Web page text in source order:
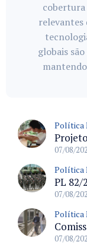
cobertura
relevantes
globais
Política
07/08/
Política
07/08/
Política
07/08/